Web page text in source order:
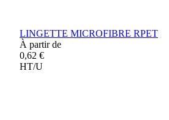
LINGETTE MICROFIBRE RPET
À partir de
0,62 €
HT/U